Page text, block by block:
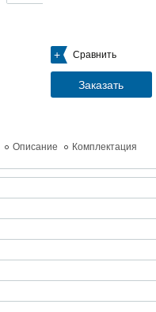
в НАЛИЧИИ
vodosnabzhenie-otoplenie/calpeda-
без торговой наценки!
НБУ 700-02 на склад в Спб. Купите
НБУ 700-02 предназначен
емкостей и соответствует
оборудования BRANO
ТОПОЛЬ 300
в наличии на складе.
Minor Escalera по цене 2014
на складе.
Сравнить
Заказать
Описание Комплектация